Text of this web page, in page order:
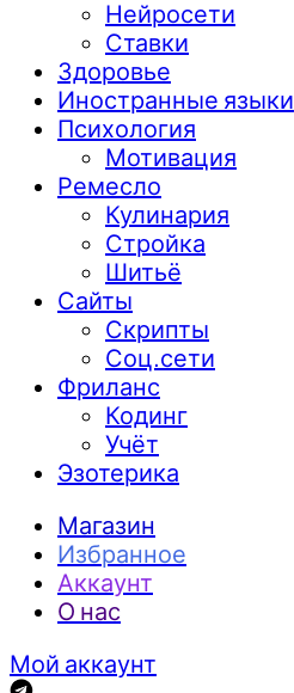
Нейросети
Ставки
Здоровье
Иностранные языки
Психология
Мотивация
Ремесло
Кулинария
Стройка
Шитьё
Сайты
Скрипты
Соц.сети
Фриланс
Кодинг
Учёт
Эзотерика
Магазин
Избранное
Аккаунт
О нас
Мой аккаунт